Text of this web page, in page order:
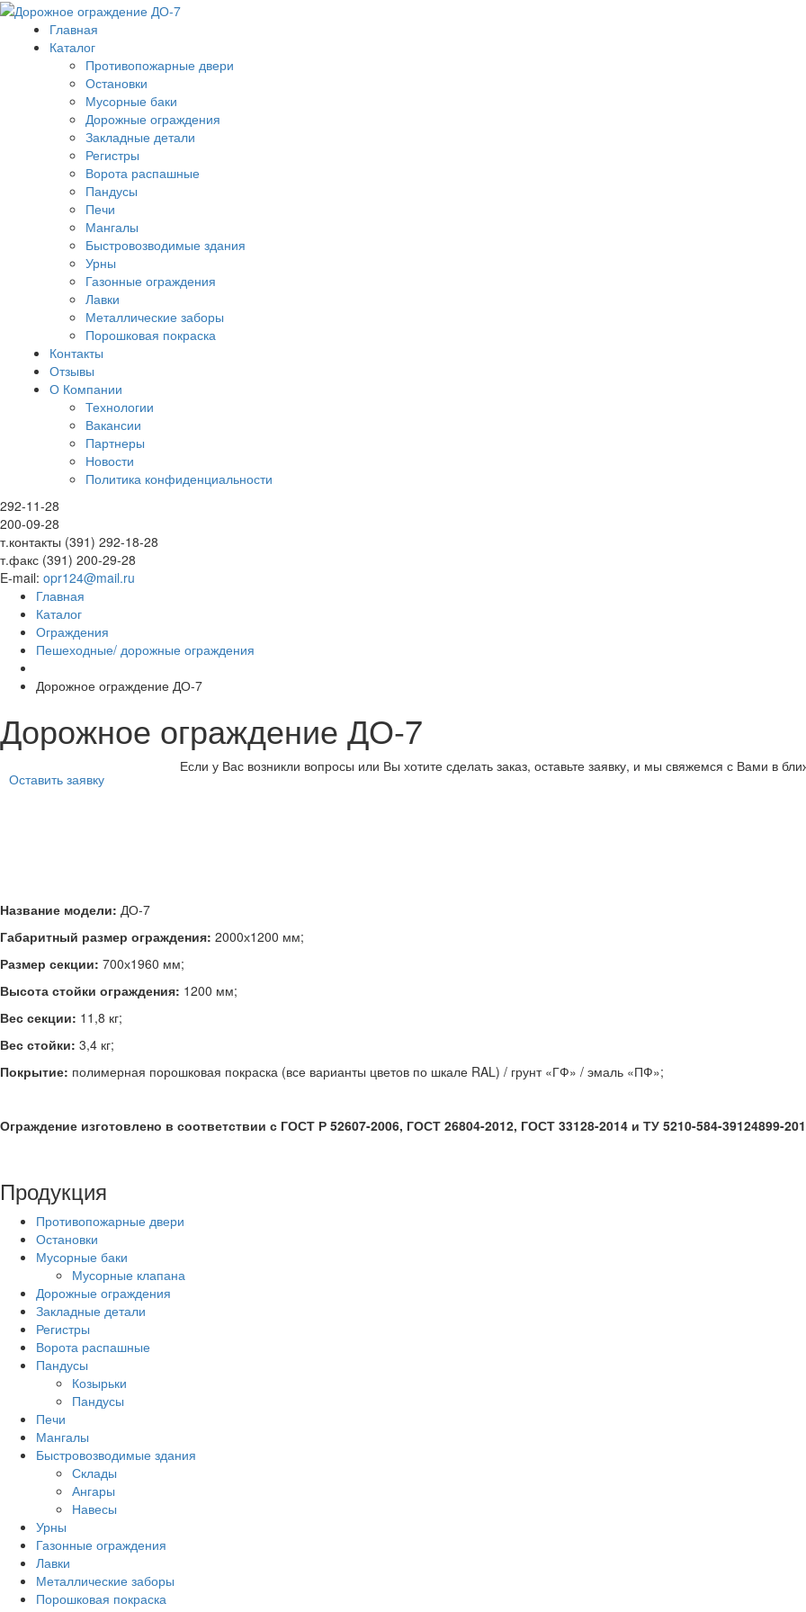
Главная
Каталог
Противопожарные двери
Остановки
Мусорные баки
Дорожные ограждения
Закладные детали
Регистры
Ворота распашные
Пандусы
Печи
Мангалы
Быстровозводимые здания
Урны
Газонные ограждения
Лавки
Металлические заборы
Порошковая покраска
Контакты
Отзывы
О Компании
Технологии
Вакансии
Партнеры
Новости
Политика конфиденциальности
292-11-28
200-09-28
т.контакты (391) 292-18-28
т.факс (391) 200-29-28
E-mail: opr124@mail.ru
Главная
Каталог
Ограждения
Пешеходные/ дорожные ограждения
Дорожное ограждение ДО-7
Дорожное ограждение ДО-7
Если у Вас возникли вопросы или Вы хотите сделать заказ, оставьте заявку, и мы свяжемся с Вами в
Оставить заявку
Название модели: ДО-7
Габаритный размер ограждения: 2000х1200 мм;
Размер секции: 700х1960 мм;
Высота стойки ограждения: 1200 мм;
Вес секции: 11,8 кг;
Вес стойки: 3,4 кг;
Покрытие: полимерная порошковая покраска (все варианты цветов по шкале RAL) / грунт «ГФ» / эмаль «ПФ»;
Ограждение изготовлено в соответствии с ГОСТ Р 52607-2006, ГОСТ 26804-2012, ГОСТ 33128-2014 и ТУ 5210-584-39124899-
Продукция
Противопожарные двери
Остановки
Мусорные баки
Мусорные клапана
Дорожные ограждения
Закладные детали
Регистры
Ворота распашные
Пандусы
Козырьки
Пандусы
Печи
Мангалы
Быстровозводимые здания
Склады
Ангары
Навесы
Урны
Газонные ограждения
Лавки
Металлические заборы
Порошковая покраска